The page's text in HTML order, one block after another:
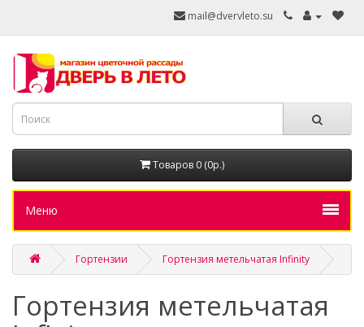
mail@dvervleto.su
Товаров 0 (0р.)
Меню
Гортензии Гортензия метельчатая Infinity
Гортензия метельчатая